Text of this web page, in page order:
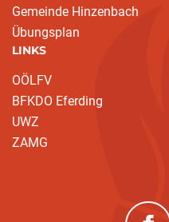
Gemeinde Hinzenbach
Übungsplan
LINKS
OÖLFV
BFKDO Eferding
UWZ
ZAMG